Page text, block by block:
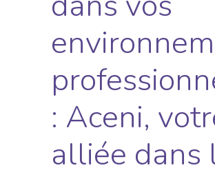
: Aceni,
alliée dans